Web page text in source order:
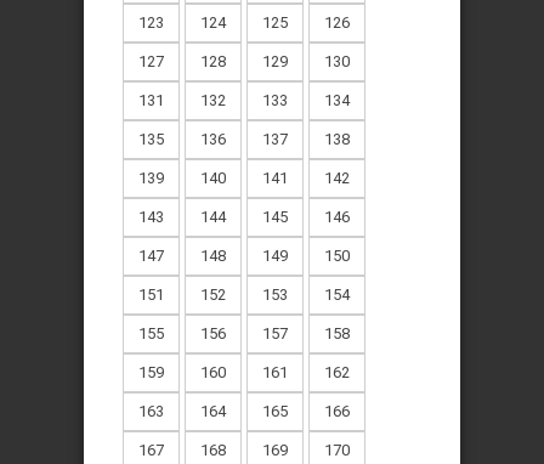
123 124 125 126
127 128 129 130
131 132 133 134
135 136 137 138
139 140 141 142
143 144 145 146
147 148 149 150
151 152 153 154
155 156 157 158
159 160 161 162
163 164 165 166
167 168 169 170